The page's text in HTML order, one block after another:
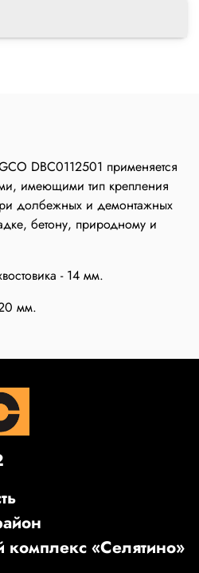
DBC0112501 применяется
имеющими тип крепления
долбежных и демонтажных
бетону, природному и
- 14 мм.
мм.
комплекс «Селятино»